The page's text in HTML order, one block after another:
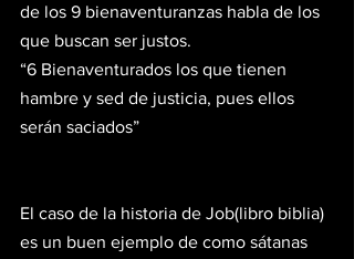
de los 9 bienaventuranzas habla de los
que buscan ser justos.
“6 Bienaventurados los que tienen
hambre y sed de justicia, pues ellos
serán saciados”
El caso de la historia de Job(libro biblia)
es un buen ejemplo de como sátanas